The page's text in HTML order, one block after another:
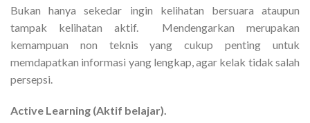
Bukan hanya sekedar ingin kelihatan bersuara ataupun
tampak kelihatan aktif. Mendengarkan merupakan
kemampuan non teknis yang cukup penting untuk
memdapatkan informasi yang lengkap, agar kelak tidak salah
persepsi.
Active Learning (Aktif belajar).